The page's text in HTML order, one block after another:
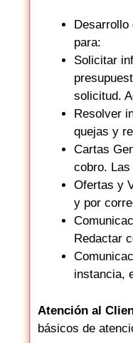
Desarrollo
para:
Solicitar
solicitud.
Resolver
quejas y
Cartas
cobro.
Ofertas y
y por
Redactar
instancia,
Atención al
básicos de